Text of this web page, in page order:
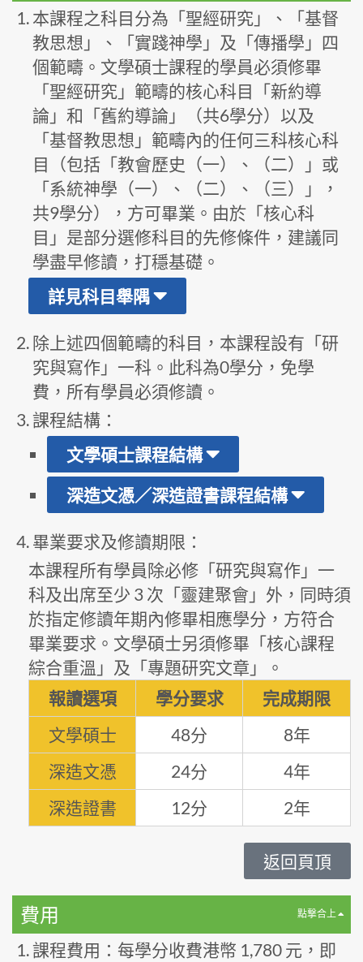
本課程之科目分為「聖經研究」、「基督
教思想」、「實踐神學」及「傳播學」四
個範疇。文學碩士課程的學員必須修畢
「聖經研究」範疇的核心科目「新約導
論」和「舊約導論」（共6學分）以及
「基督教思想」範疇內的任何三科核心科
目（包括「教會歷史（一）、（二）」或
「系統神學（一）、（二）、（三）」，
共9學分），方可畢業。由於「核心科
目」是部分選修科目的先修條件，建議同
學盡早修讀，打穩基礎。
詳見科目舉隅
除上述四個範疇的科目，本課程設有「研
究與寫作」一科。此科為0學分，免學
費，所有學員必須修讀。
課程結構：
文學碩士課程結構
深造文憑／深造證書課程結構
畢業要求及修讀期限：
本課程所有學員除必修「研究與寫作」一
科及出席至少 3 次「靈建聚會」外，同時須
於指定修讀年期內修畢相應學分，方符合
畢業要求。文學碩士另須修畢「核心課程
綜合重溫」及「專題研究文章」。
報讀選項
學分要求
完成期限
文學碩士
48分
8年
深造文憑
24分
4年
深造證書
12分 2年
返回頁頂
費用 點撃合上
課程費用：每學分收費港幣 1,780 元，即